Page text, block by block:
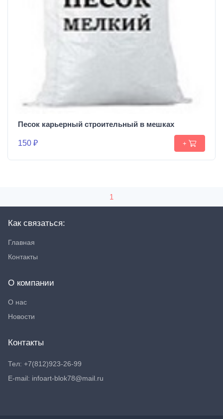
Песок карьерный строительный в мешках
150 ₽ +
1
Как связаться:
Главная
Контакты
О компании
О нас
Новости
Контакты
Тел: +7(812)923-26-99
E-mail: infoart-blok78@mail.ru